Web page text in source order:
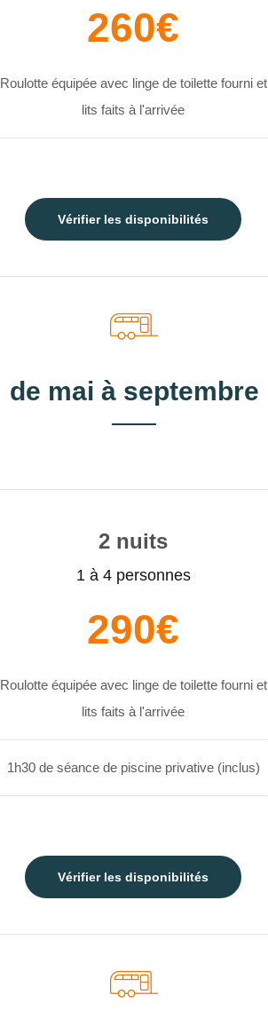
260€
Roulotte équipée avec linge de toilette fourni et
lits faits à l'arrivée
Vérifier les disponibilités
de mai à septembre
2 nuits
1 à 4 personnes
290€
Roulotte équipée avec linge de toilette fourni et
lits faits à l'arrivée
1h30 de séance de piscine privative (inclus)
Vérifier les disponibilités